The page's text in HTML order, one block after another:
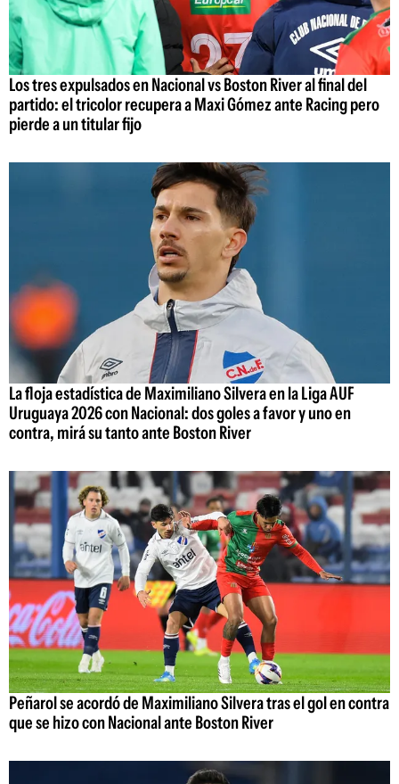
Los tres expulsados en Nacional vs Boston River al final del
partido: el tricolor recupera a Maxi Gómez ante Racing pero
pierde a un titular fijo
La floja estadística de Maximiliano Silvera en la Liga AUF
Uruguaya 2026 con Nacional: dos goles a favor y uno en
contra, mirá su tanto ante Boston River
Peñarol se acordó de Maximiliano Silvera tras el gol en contra
que se hizo con Nacional ante Boston River